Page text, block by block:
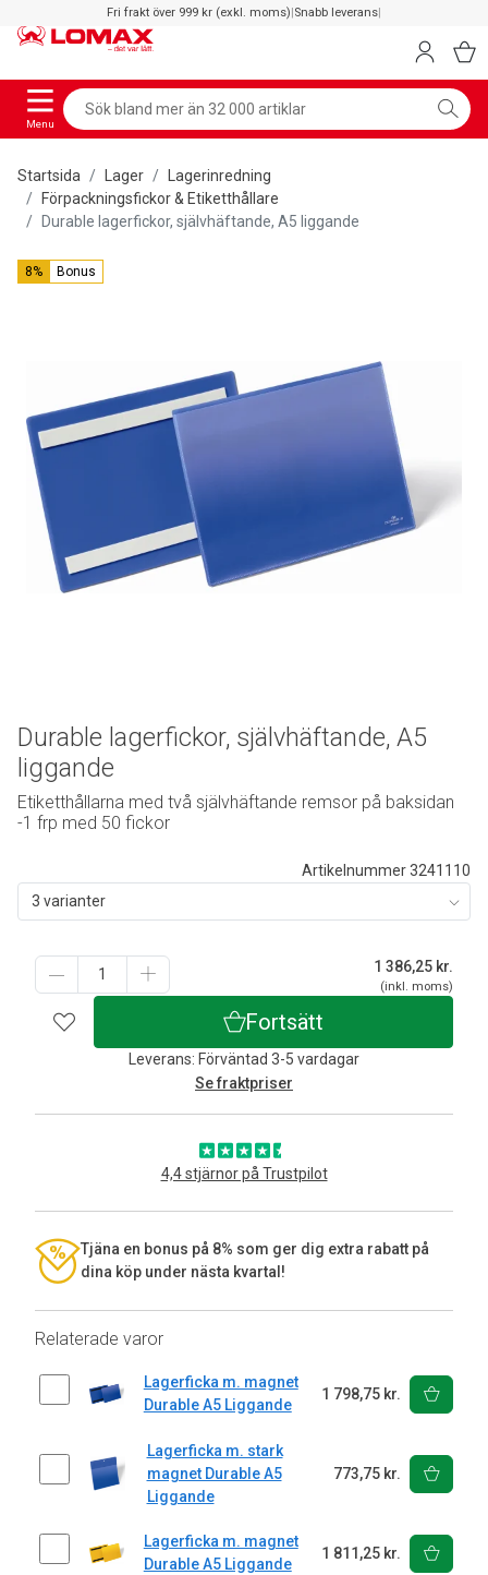
Fri frakt över 999 kr (exkl. moms)|Snabb leverans|
Menu
Startsida Lager
Lagerinredning
Förpackningsfickor & Etiketthållare
Durable lagerfickor, självhäftande, A5 liggande
8% Bonus
Artikelnummer 3241110
3 varianter
1 386,25 kr.
(inkl. moms)
Fortsätt
Leverans: Förväntad 3-5 vardagar
Se fraktpriser
4,4 stjärnor på Trustpilot
Tjäna en bonus på 8% som ger dig extra rabatt på
dina köp under nästa kvartal!
Relaterade varor
Lagerficka m. magnet
Durable A5 Liggande
1 798,75 kr.
Lagerficka m. stark
magnet Durable A5
Liggande
773,75 kr.
Lagerficka m. magnet
Durable A5 Liggande
1 811,25 kr.
Durable lagerfickor, självhäftande, A5
liggande
Etiketthållarna med två självhäftande remsor på baksidan
-1 frp med 50 fickor